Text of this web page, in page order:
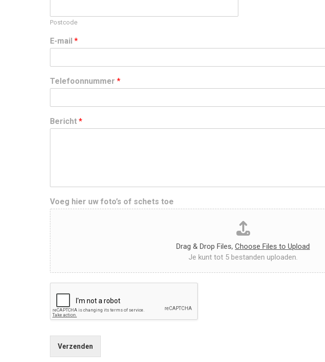
Postcode
E-mail *
Telefoonnummer *
Bericht *
Voeg hier uw foto’s of schets toe
Drag & Drop Files,Choose Files to Upload
Je kunt tot 5 bestanden uploaden.
Verzenden